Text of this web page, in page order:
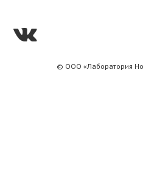
© ООО «Лаборатория